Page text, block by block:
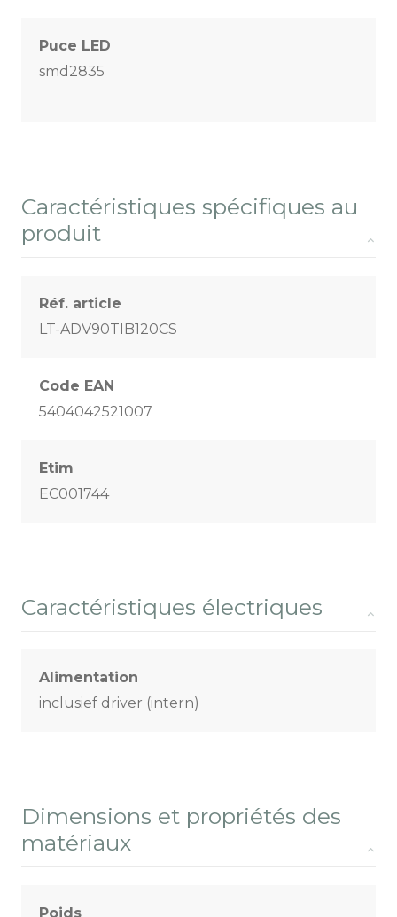
Puce LED
smd2835
Caractéristiques spécifiques au
produit
Réf. article
LT-ADV90TIB120CS
Code EAN
5404042521007
Etim
EC001744
Caractéristiques électriques
Alimentation
inclusief driver (intern)
Dimensions et propriétés des
matériaux
Poids